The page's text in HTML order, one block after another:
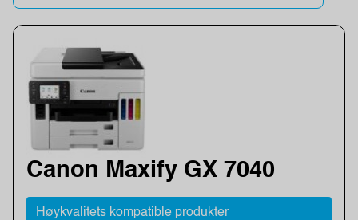
Canon Maxify GX 7040
Høykvalitets kompatible produkter